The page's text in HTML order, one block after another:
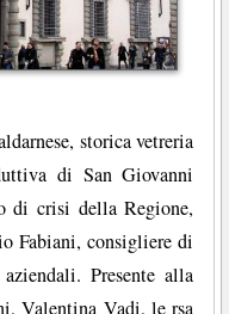
storica vetreria
di San Giovanni
di crisi della Regione,
Fabiani, consigliere di
Presente alla
Valentina Vadi, le rsa